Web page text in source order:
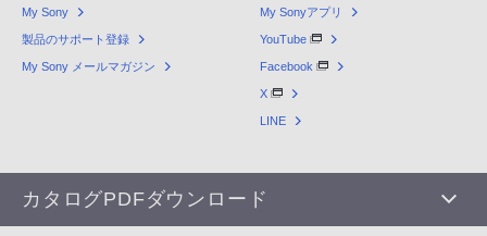
My Sony
製品のサポート登録
My Sony メールマガジン
My Sonyアプリ
YouTube
Facebook
X
LINE
カタログPDFダウンロード